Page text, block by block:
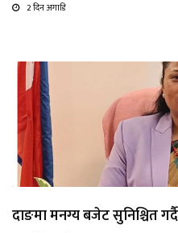
2 दिन अगाडि
दाङमा मनग्य बजेट सुनिश्चित